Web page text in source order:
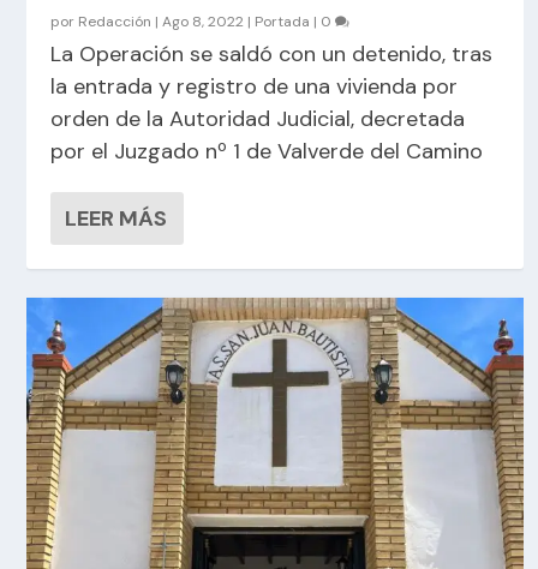
por Redacción |Ago 8, 2022 | Portada | 0
La Operación se saldó con un detenido, tras
la entrada y registro de una vivienda por
orden de la Autoridad Judicial, decretada
por el Juzgado nº 1 de Valverde del Camino
LEER MÁS